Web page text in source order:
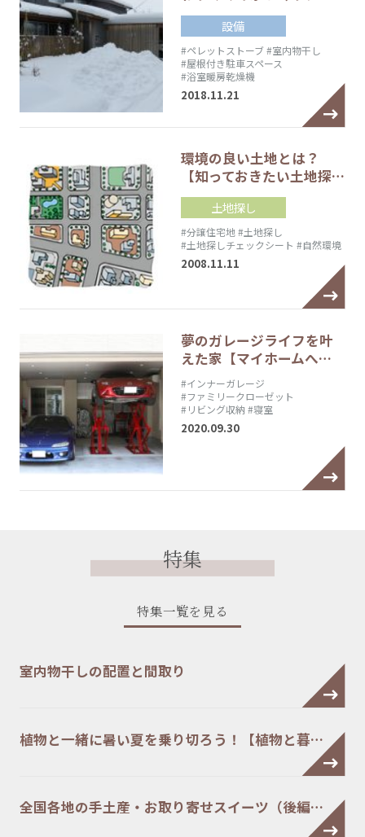
設備
#ペレットストーブ#室内物干し
#屋根付き駐車スペース
#浴室暖房乾燥機
2018.11.21
環境の良い土地とは？
【知っておきたい土地探…
土地探し
#分譲住宅地#土地探し
#土地探しチェックシート #自然環境
2008.11.11
夢のガレージライフを叶
えた家【マイホームへ…
#インナーガレージ
#ファミリークローゼット
#リビング収納 #寝室
2020.09.30
特集
特集一覧を見る
室内物干しの配置と間取り
植物と一緒に暑い夏を乗り切ろう！【植物と暮…
全国各地の手土産・お取り寄せスイーツ（後編…